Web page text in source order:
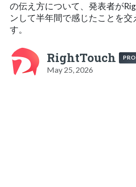
の伝え方について、発表者が
ンして半年間で感じたことを交
す。
RightTouch PRO
May 25, 2026